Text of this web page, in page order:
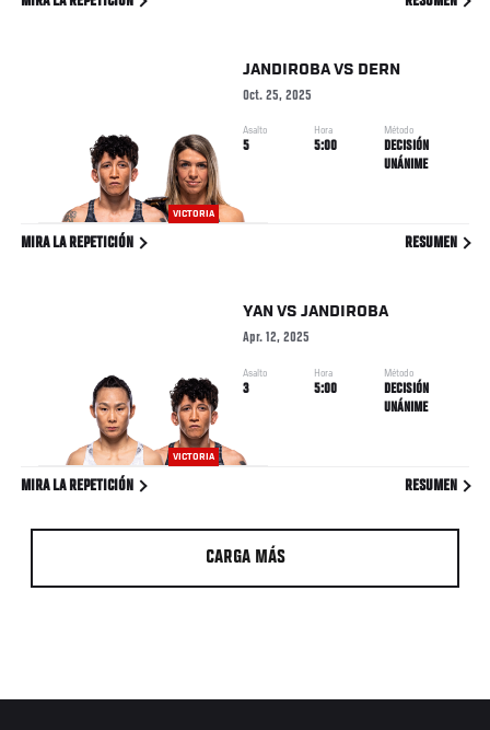
VICTORIA
JANDIROBAVS DERN
Oct. 25, 2025
Asalto
5
Hora
5:00
Método
DECISIÓN
UNÁNIME
MIRA LA REPETICIÓN RESUMEN
VICTORIA
YAN VS JANDIROBA
Apr. 12, 2025
Asalto
3
Hora
5:00
Método
DECISIÓN
UNÁNIME
MIRA LA REPETICIÓN RESUMEN
CARGA MÁS